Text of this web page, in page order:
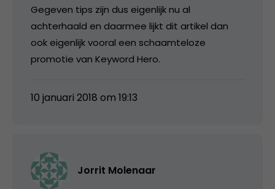
Gegeven tips zijn dus eigenlijk nu al
achterhaald en daarmee lijkt dit artikel dan
ook eigenlijk vooral een schaamteloze
promotie van Keyword Hero.
10 januari 2018 om 19:13
Jorrit Molenaar